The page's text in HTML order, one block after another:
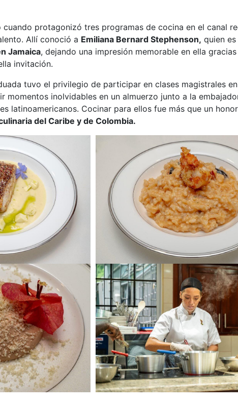
cuando protagonizó tres programas de cocina en el canal
Allí conoció a Emiliana Bernard Stephenson, quien
Jamaica, dejando una impresión memorable en ella
invitación.
tuvo el privilegio de participar en clases magistrales
momentos inolvidables en un almuerzo junto a la
latinoamericanos. Cocinar para ellos fue más que un
del Caribe y de Colombia.